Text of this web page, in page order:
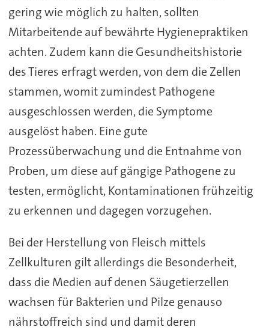
gering wie möglich zu halten, sollten
Mitarbeitende auf bewährte Hygienepraktiken
achten. Zudem kann die Gesundheitshistorie
des Tieres erfragt werden, von dem die Zellen
stammen, womit zumindest Pathogene
ausgeschlossen werden, die Symptome
ausgelöst haben. Eine gute
Prozessüberwachung und die Entnahme von
Proben, um diese auf gängige Pathogene zu
testen, ermöglicht, Kontaminationen frühzeitig
zu erkennen und dagegen vorzugehen.
Bei der Herstellung von Fleisch mittels
Zellkulturen gilt allerdings die Besonderheit,
dass die Medien auf denen Säugetierzellen
wachsen für Bakterien und Pilze genauso
nährstoffreich sind und damit deren